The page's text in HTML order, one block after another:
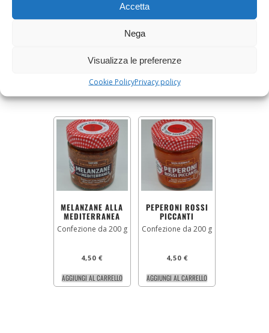
Accetta
Nega
Visualizza le preferenze
Cookie PolicyPrivacy policy
SALSA TARTUFATA
NERA
Confezione da 180 g
7,80€
AGGIUNGI AL CARRELLO
TRIS PICCANTE DI
VERDURE
Confezione da 200 g
4,50
AGGIUNGI AL CARRELLO
MELANZANE ALLA
MEDITERRANEA
Confezione da 200 g
4,50€
AGGIUNGI AL CARRELLO
PEPERONI ROSSI
PICCANTI
Confezione da 200 g
4,50 €
AGGIUNGI AL CARRELLO